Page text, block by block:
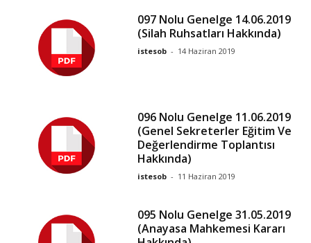
097 Nolu Genelge 14.06.2019
(Silah Ruhsatları Hakkında)
istesob - 14 Haziran 2019
096 Nolu Genelge 11.06.2019
(Genel Sekreterler Eğitim Ve
Değerlendirme Toplantısı
Hakkında)
istesob - 11 Haziran 2019
095 Nolu Genelge 31.05.2019
(Anayasa Mahkemesi Kararı